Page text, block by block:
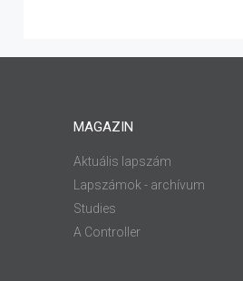
MAGAZIN
Aktuális lapszám
Lapszámok - archívum
Studies
A Controller